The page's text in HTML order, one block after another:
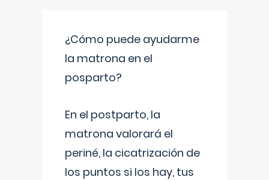
¿Cómo puede ayudarme
la matrona en el
posparto?
En el postparto, la
matrona valorará el
periné, la cicatrización de
los puntos si los hay, tus